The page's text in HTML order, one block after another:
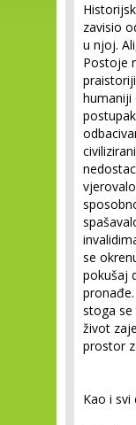
zavisio
u njoj.
Postoje
humaniji
se
pokušaj
stoga se
život
prostor
Kao i svi